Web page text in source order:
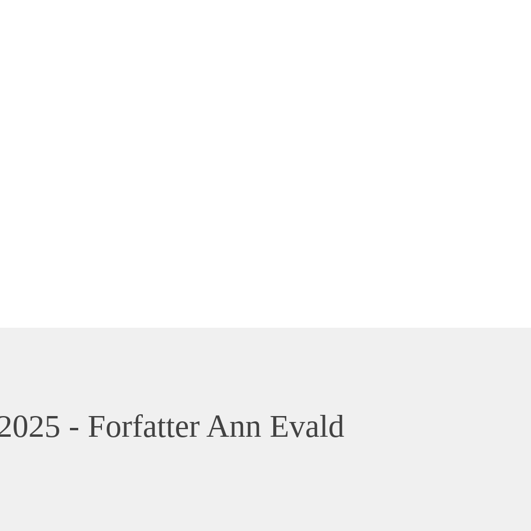
- Forfatter Ann Evald